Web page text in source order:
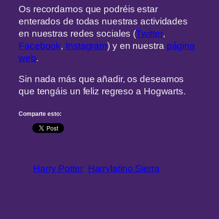
Os recordamos que podréis estar
enterados de todas nuestras actividades
en nuestras redes sociales (Twitter,
Facebook, Instagram) y en nuestra página
web.
Sin nada más que añadir, os deseamos
que tengáis un feliz regreso a Hogwarts.
Comparte esto:
Harry Potter Harrylatino Sierra